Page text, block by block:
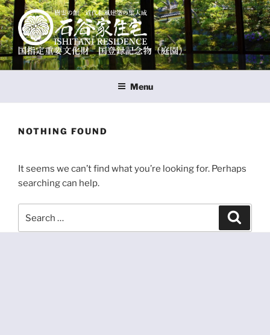
Skip
to
content
樹霊の館 石谷家住宅
国指定重要文化財 国登録名勝（石谷氏庭園）
Menu
NOTHING FOUND
It seems we can’t find what you’re looking for. Perhaps
searching can help.